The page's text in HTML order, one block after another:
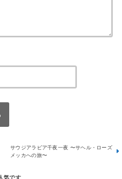
サウジアラビア千夜一夜 〜サヘル・ローズ
メッカへの旅〜